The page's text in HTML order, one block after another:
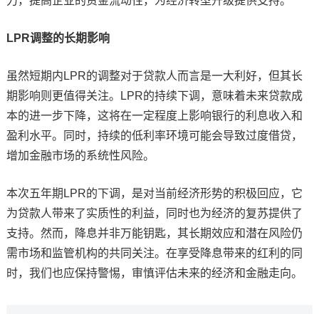
LPR调整的长期影响
虽然短期内LPR的调整对于贷款人而言是一大利好，但其长
期影响则更值得关注。LPR的持续下调，意味着未来贷款成
本的进一步下降，这将在一定程度上影响银行的利息收入和
盈利水平。同时，持续的低利率环境可能会导致过度借贷，
增加金融市场的系统性风险。
本次五年期LPR的下调，是对当前经济形势的积极回应，它
为贷款人带来了实质性的利益，同时也为经济的复苏提供了
支持。然而，降息并非万能钥匙，其长期效应和潜在风险仍
需市场和监管机构的共同关注。在享受降息带来的红利的同
时，我们也应保持警惕，审慎评估未来的经济和金融走向。